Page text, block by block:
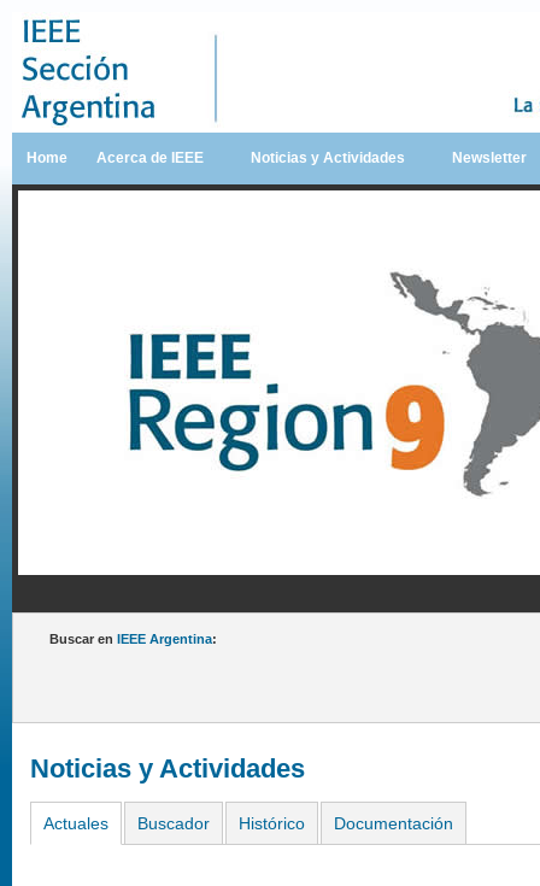
Home Acerca de IEEE Noticias y Actividades Newsletter
Buscar en IEEE Argentina:
Noticias y Actividades
Actuales Buscador Histórico Documentación